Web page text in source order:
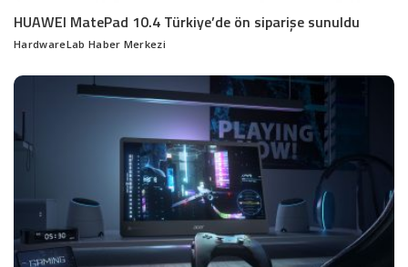
HUAWEI MatePad 10.4 Türkiye’de ön siparişe sunuldu
Posted
HardwareLab Haber Merkezi